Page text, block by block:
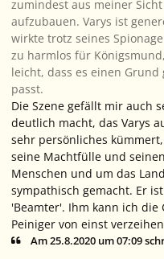
zumindest aus meiner
aufzubauen. Varys ist
wirkte trotz seines
zu harmlos für
leicht, dass es einen
passt.
Die Szene gefällt mir auch
deutlich macht, das Varys
sehr persönliches
seine Machtfülle und
Menschen und um das
sympathisch gemacht. Er
'Beamter'. Ihm kann ich die
Peiniger von einst
Am 25.8.2020 um 07:09